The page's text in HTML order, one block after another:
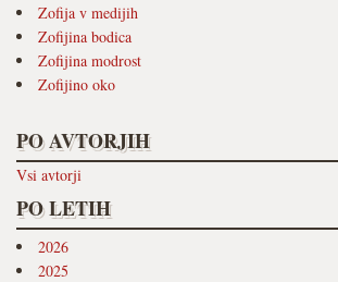
Zofija v medijih
Zofijina bodica
Zofijina modrost
Zofijino oko
PO AVTORJIH
Vsi avtorji
PO LETIH
2026
2025